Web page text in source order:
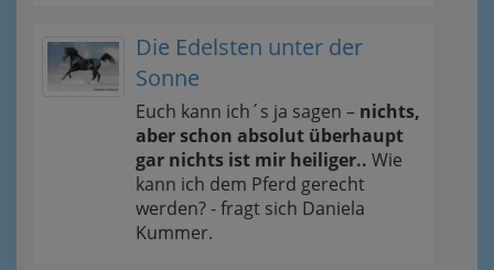
Die Edelsten unter der
Sonne
Euch kann ich´s ja sagen – nichts,
aber schon absolut überhaupt
gar nichts ist mir heiliger.. Wie
kann ich dem Pferd gerecht
werden? - fragt sich Daniela
Kummer.